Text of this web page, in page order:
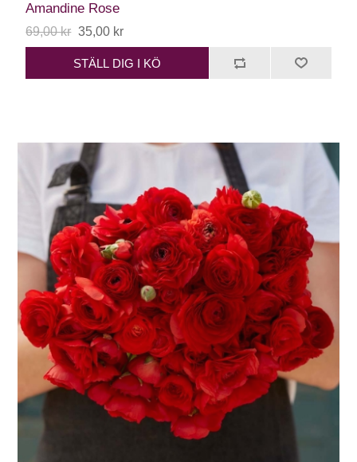
Amandine Rose
69,00 kr 35,00 kr
STÄLL DIG I KÖ